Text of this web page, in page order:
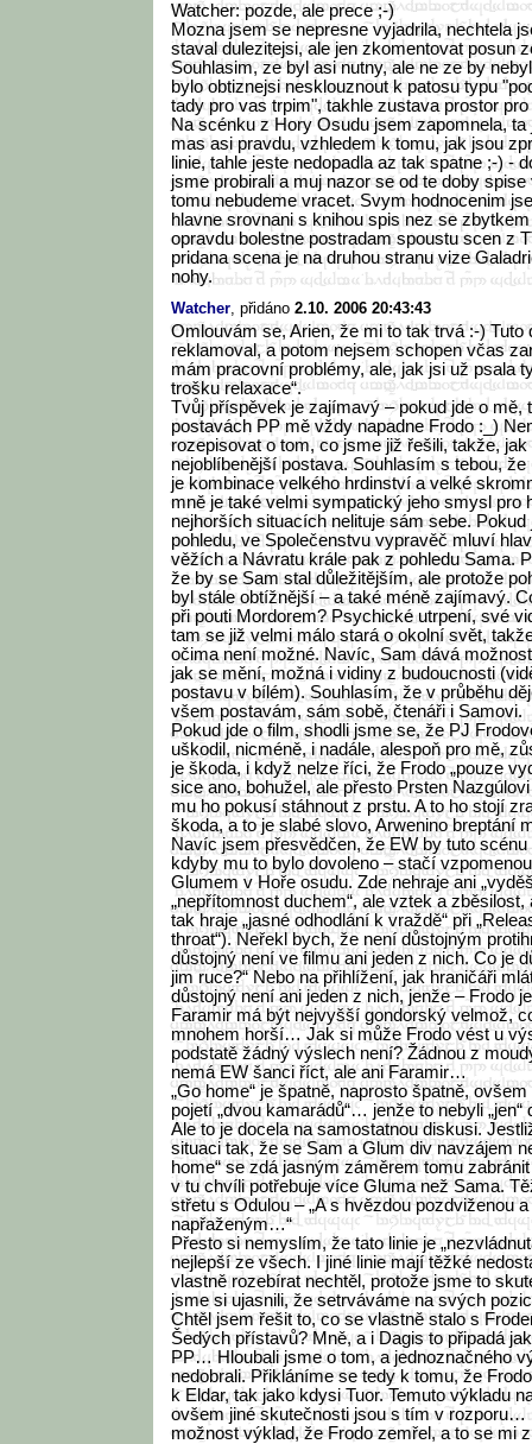
Watcher: pozde, ale prece ;-)
Mozna jsem se nepresne vyjadrila, nechtela
staval dulezitejsi, ale jen zkomentovat posun
Souhlasim, ze byl asi nutny, ale ne ze by
bylo obtiznejsi nesklouznout k patosu typu
tady pro vas trpim", takhle zustava prostor pro
Na scénku z Hory Osudu jsem zapomnela,
mas asi pravdu, vzhledem k tomu, jak jsou
linie, tahle jeste nedopadla az tak spatne ;-) -
jsme probirali a muj nazor se od te doby
tomu nebudeme vracet. Svym hodnocenim
hlavne srovnani s knihou spis nez se
opravdu bolestne postradam spoustu scen z
pridana scena je na druhou stranu vize
nohy.
Watcher, přidáno 2.10. 2006 20:43:43
Omlouvám se, Arien, že mi to tak trvá :-) Tuto
reklamoval, a potom nejsem schopen včas
mám pracovní problémy, ale, jak jsi už psala
trošku relaxace“.
Tvůj příspěvek je zajímavý – pokud jde o mě,
postavách PP mě vždy napadne Frodo :_)
rozepisovat o tom, co jsme již řešili, takže,
nejoblíbenější postava. Souhlasím s tebou,
je kombinace velkého hrdinství a velké
mně je také velmi sympatický jeho smysl pro
nejhorších situacích nelituje sám sebe. Pokud
pohledu, ve Společenstvu vypravěč mluví
věžích a Návratu krále pak z pohledu Sama.
že by se Sam stal důležitějším, ale protože
byl stále obtížnější – a také méně zajímavý.
při pouti Mordorem? Psychické utrpení, své
tam se již velmi málo stará o okolní svět,
očima není možné. Navíc, Sam dává
jak se mění, možná i vidiny z budoucnosti
postavu v bílém). Souhlasím, že v průběhu
všem postavám, sám sobě, čtenáři i Samovi.
Pokud jde o film, shodli jsme se, že PJ
uškodil, nicméně, i nadále, alespoň pro mě,
je škoda, i když nelze říci, že Frodo „pouze
sice ano, bohužel, ale přesto Prsten
mu ho pokusí stáhnout z prstu. A to ho stojí
škoda, a to je slabé slovo, Arwenino breptání
Navíc jsem přesvědčen, že EW by tuto scénu
kdyby mu to bylo dovoleno – stačí
Glumem v Hoře osudu. Zde nehraje ani
„nepřítomnost duchem“, ale vztek a zběsilost,
tak hraje „jasné odhodlání k vraždě“ při
throat“). Neřekl bych, že není důstojným
důstojný není ve filmu ani jeden z nich. Co je
jim ruce?“ Nebo na přihlížení, jak hraničáři
důstojný není ani jeden z nich, jenže – Frodo je
Faramir má být nejvyšší gondorský velmož,
mnohem horší… Jak si může Frodo vést u
podstatě žádný výslech není? Žádnou z
nemá EW šanci říct, ale ani Faramir…
„Go home“ je špatně, naprosto špatně,
pojetí „dvou kamarádů“… jenže to nebyli
Ale to je docela na samostatnou diskusi.
situaci tak, že se Sam a Glum div navzájem
home“ se zdá jasným záměrem tomu
v tu chvíli potřebuje více Gluma než Sama.
střetu s Odulou – „A s hvězdou pozdviženou
napřaženým…“
Přesto si nemyslím, že tato linie je
nejlepší ze všech. I jiné linie mají těžké
vlastně rozebírat nechtěl, protože jsme to
jsme si ujasnili, že setrváváme na svých
Chtěl jsem řešit to, co se vlastně stalo s
Šedých přístavů? Mně, a i Dagis to připadá
PP… Hloubali jsme o tom, a jednoznačného
nedobrali. Přikláníme se tedy k tomu, že
k Eldar, tak jako kdysi Tuor. Temuto výkladu
ovšem jiné skutečnosti jsou s tím v rozporu…
možnost výklad, že Frodo zemřel, a to se mi